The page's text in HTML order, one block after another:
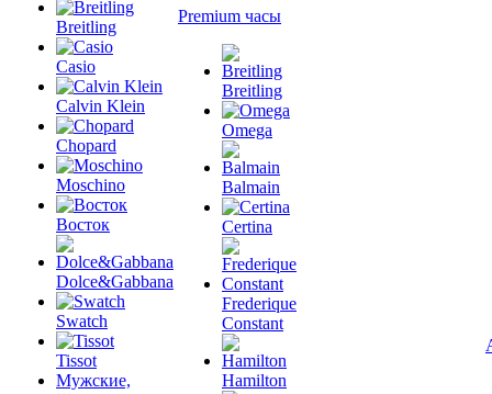
Breitling
Casio
Calvin Klein
Chopard
Moschino
Восток
Dolce&Gabbana
Swatch
Tissot
Мужские,
Premium часы
Breitling
Omega
Balmain
Certina
Frederique
Constant
Hamilton